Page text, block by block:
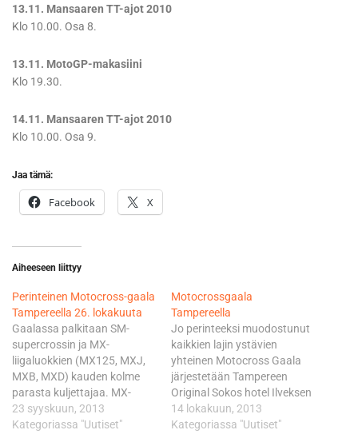
13.11. Mansaaren TT-ajot 2010
Klo 10.00. Osa 8.
13.11. MotoGP-makasiini
Klo 19.30.
14.11. Mansaaren TT-ajot 2010
Klo 10.00. Osa 9.
Jaa tämä:
Facebook X
Aiheeseen liittyy
Perinteinen Motocross-gaala
Tampereella 26. lokakuuta
Gaalassa palkitaan SM-
supercrossin ja MX-
liigaluokkien (MX125, MXJ,
MXB, MXD) kauden kolme
parasta kuljettajaa. MX-
junioriliigan MXC/C- ja
MXC/B-luokissa palkitaan
23 syyskuun, 2013
Kategoriassa "Uutiset"
Motocrossgaala
Tampereella
Jo perinteeksi muodostunut
kaikkien lajin ystävien
yhteinen Motocross Gaala
järjestetään Tampereen
Original Sokos hotel Ilveksen
yökerhossa lauantaina
26.10.2013 klo 20.00
14 lokakuun, 2013
Kategoriassa "Uutiset"